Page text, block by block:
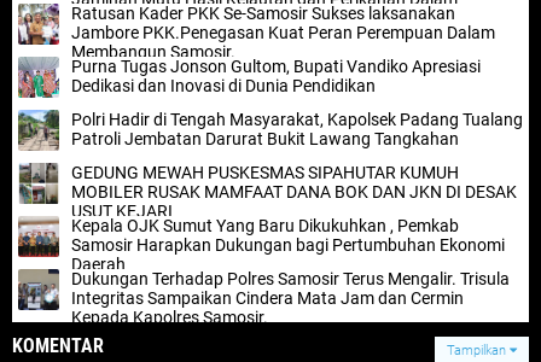
Mendukung Program Prioritas Nasional KKP
Ratusan Kader PKK Se-Samosir Sukses laksanakan
Jambore PKK.Penegasan Kuat Peran Perempuan Dalam
Membangun Samosir.
Purna Tugas Jonson Gultom, Bupati Vandiko Apresiasi
Dedikasi dan Inovasi di Dunia Pendidikan
Polri Hadir di Tengah Masyarakat, Kapolsek Padang Tualang
Patroli Jembatan Darurat Bukit Lawang Tangkahan
GEDUNG MEWAH PUSKESMAS SIPAHUTAR KUMUH
MOBILER RUSAK MAMFAAT DANA BOK DAN JKN DI DESAK
USUT KEJARI
Kepala OJK Sumut Yang Baru Dikukuhkan , Pemkab
Samosir Harapkan Dukungan bagi Pertumbuhan Ekonomi
Daerah
Dukungan Terhadap Polres Samosir Terus Mengalir. Trisula
Integritas Sampaikan Cindera Mata Jam dan Cermin
Kepada Kapolres Samosir.
KOMENTAR Tampilkan